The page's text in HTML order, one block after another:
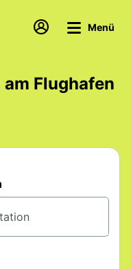
Menü
Flughafen